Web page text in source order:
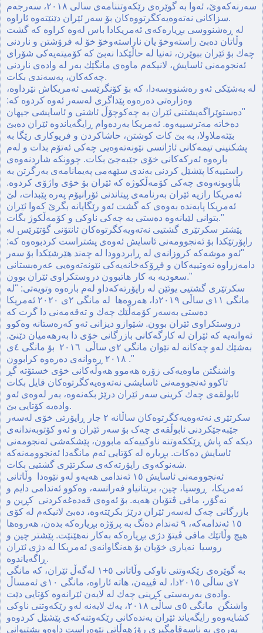
سه‌رنه‌كه‌وێ، ئەوا به‌ گوێره‌ی رێكه‌وتننامه‌ی سالی ٢٠١٨، سه‌رجه‌م
سزاکانی نەتەوەیەکگرتووەکان بۆ سەر ئێران دێنێته‌وه‌ ئاراوه‌.
له‌ ڕه‌شنووسی بڕیاره‌كه‌ی ئه‌مریكادا باس له‌وه‌ كراوه‌ كه‌ گشت
وڵاتان ده‌بێ راسته‌وخۆ یان ناراسته‌وخۆ خۆ له‌ فرۆشتن و ناردنی
چه‌ك بۆ ئێران ببوێرن، ته‌نیا له‌ حاڵێكدا نه‌بێ كه‌ كۆمیته‌یه‌كی شۆرای
ئه‌نجومه‌نی ئاسایش، لانیكه‌م ماوه‌ی مانگێك به‌ر له‌ واده‌ی ناردنی
چه‌كه‌كان، په‌سه‌ندی بكات.
له‌ به‌شێكی ئه‌و ره‌شنووسه‌دا، كه‌ بۆ كۆنگرێسی ئه‌مریكاش نێرداوه‌،
وه‌زاره‌تی ده‌ره‌وه‌ پێداگری له‌سه‌ر ئه‌وه‌ كردوه‌ كه‌:
"ده‌ستوێراگه‌یشتنی ئێران به‌ چه‌كوچۆڵ ئاشتی و ئاسایشی جیهان
ده‌خاته‌ مه‌ترسییه‌وه. ئه‌مریكا به‌رده‌وام ڕایگه‌یاندوه‌‌ ئێران ده‌بێ
بێئه‌ملاولا، به‌ بێ كات كوشتن، حاشاكردن و فریوكاری رێگا به‌
پشكنینی تیمه‌كانی ئاژانسی نێونه‌ته‌وه‌یی چه‌كی ئه‌تۆم بدات و له‌م
باره‌وه‌ ئه‌ركه‌كانی خۆی جێبه‌جێ بكات. چوونكه‌ شاردنه‌وه‌ی
راستییه‌كا پێشێل كردنی به‌ندی سێهه‌می په‌یمانامه‌ی به‌رگرتن به‌
بڵاوبونه‌وه‌ی چه‌كی كۆمه‌ڵكوژه‌ كه‌ ئێران بۆ خۆی واژۆی كردوه‌.
ئه‌مریكا رازیه‌‌ ئێران به‌رنامه‌ی پیتاندنی ئۆرانیۆم په‌ره‌ پێبدات، لێ
ئه‌مریكا پابه‌نده‌ به‌وه‌ی كه‌ گشت ئه‌و رێگایانه‌ بگرێ كه‌وا ئێران
بتوانی لێیانه‌وه‌ ده‌ستی به‌ چه‌كی ناوكی و كۆمه‌ڵكوژ بگات."
پێشتر سكرتێری گشتیی نه‌ته‌ویه‌كگرتوه‌كان ئانتۆنی گۆتێرێس له‌
راپۆرتێكدا بۆ ئه‌نجوومه‌نی ئاسایش ئه‌وه‌ی پشتراست كردبوه‌وه‌ كه‌:
"ئەو موشەکە کروزانەی له‌ ڕابردوودا لە چەند هێرشێکدا بۆ سەر
دامەزراوە نەوتییەکان و فڕۆکەخانەیەکی نێونەتەوەیی عەرەبستانی
سعودیە بە کار هاتبوون دروستکراوی ئێران بوون."
سكرتێری گشتیی یوئێن له‌ راپۆرته‌كه‌داو له‌م باره‌وه‌ وتویه‌تی: "له‌
مانگی ١١ی ساڵی ٢٠١٩دا، هه‌روه‌ها له‌ مانگی ٢ی ٢٠٢٠ ئه‌مریكا
ده‌ستی به‌سه‌ر كۆمه‌ڵێك چه‌ك و ته‌قه‌مه‌نی دا گرت كه‌
دروستكراوی ئێران بوون. شێوازو دیزانی ئه‌و کەرەستانه‌ وه‌كوو
ئه‌وانه‌یه‌ كه‌ ئێران له‌ كارگه‌كانی بازرگانی خۆی دا به‌رهه‌میان دێنێ.
به‌شێك له‌و چه‌كانه‌ لە نێوان مانگی ٢ی ساڵی ٢٠١٦ بۆ مانگی ٤ی
٢٠١٨ ڕه‌وانه‌ی ده‌ره‌وه‌‌ كرابوون."
واشنگتن ماوه‌یه‌كی زۆره‌ هه‌موو هەوڵه‌كانی خۆی خستۆته‌ گڕ
تاكوو ئه‌نجوومه‌نی ئاسایشی نه‌ته‌وه‌یه‌كگرتوه‌كان قایل بكات‌
ئابولقه‌ی چه‌ك كرینی سه‌ر ئێران درێژ بكه‌نه‌وه‌، به‌ر له‌وه‌ی ئه‌و
واده‌یه‌ كۆتایی بێ.
سكرتێری نه‌ته‌وه‌یه‌كگرتوه‌كان ساڵانە ٢ جار ڕاپۆرتی خۆی لەسەر
جێبەجێکردنی ئابوڵقەی چەک بۆ سەر ئێران و ئەو کۆتوبەندانەی
دیكه‌ کە پاش ڕێککەوتنە ناوکییەکە مابوون، پێشكه‌شی ئەنجومەنی
ئاسایش ده‌كات. بڕیارە لە کۆتایی ئەم مانگەدا ئەنجوومه‌نه‌كه‌
شه‌نوكه‌وی راپۆرته‌كه‌ی سكرتێری گشتیی بکات.
ئه‌نجوومه‌نی ئاسایش ١٥ ئه‌ندامی هه‌یه‌و له‌و نێوه‌دا وڵاتانی
ئه‌مریكا، ڕوسیا، چین، بریتانیاو فه‌رانسه، وه‌كوو ئه‌ندامی دایم و
نه‌گۆر،‌ مافی ڤتۆیان هه‌یه. بۆ ئه‌وه‌ی قەدەغەکردنی كڕین و
بازرگانی چەک لەسەر ئێران درێژ بکرێتەوە، ده‌بێ لانیكه‌م له‌ كۆی
١٥ ئه‌ندامه‌كه‌، ٩ ئەندام ده‌نگ به‌ پرۆژه‌ بڕیاره‌كه‌ بده‌ن، هه‌روه‌ها
هیچ وڵاتێك مافی ڤیتۆ دژی بڕیارەکه‌ بەکار نه‌هێنێت. پێشتر چین و
روسیا‌ نه‌یاری خۆیان بۆ هەنگاوانه‌ی ئه‌مریكا له‌ دژی ئێران
ڕاگه‌یاندوه‌.
به‌ گوێره‌ی رێكه‌وتنی ناوكی وڵاتانی ٥+١‌ له‌گه‌ڵ ئێران، كه‌ مانگی
٧ی ساڵی ٢٠١٥دا، له‌ ڤییه‌ن، هاته‌ ئاراوه‌، مانگی ١٠ی ئه‌مساڵ
واده‌ی به‌ربه‌ستی كڕینی چه‌ك له‌ لایه‌ن ئێرانه‌وه‌ كۆتایی دێت.
واشنگن مانگی ٥ی ساڵی ٢٠١٨، یه‌ك لایه‌نه‌ له‌و رێكه‌وتنی ناوكی
كشایه‌وه‌و رایگه‌یاند ئێران به‌نده‌كانی رێكه‌وتنه‌كه‌ی پێشێل كردوه‌و
په‌ره‌ی به‌ ناسه‌قامگیری رۆژهه‌ڵاتی نێوه‌راست داوه‌و پشتیوانی